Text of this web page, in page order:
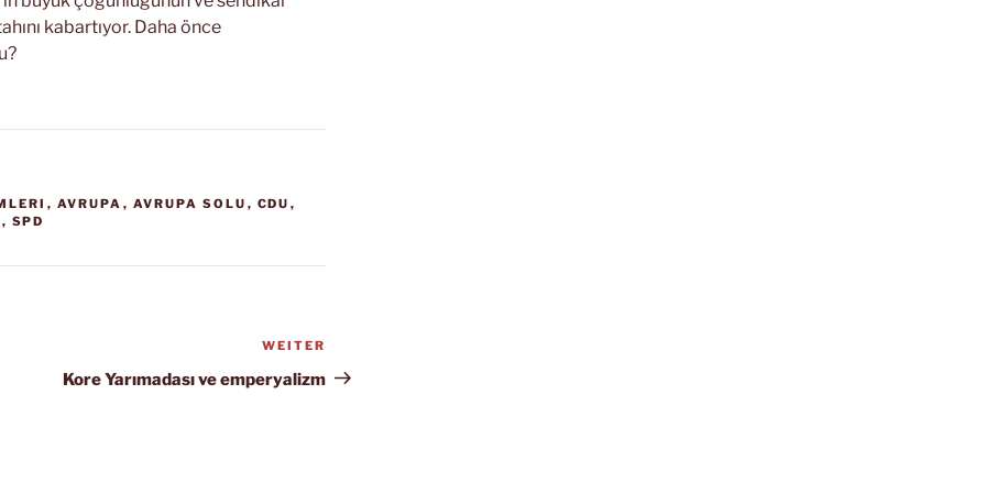
kabartıyor. Daha önce
, AVRUPA , AVRUPA SOLU , CDU ,
, SPD
Beitrag
WEITER
Kore Yarımadası ve emperyalizm